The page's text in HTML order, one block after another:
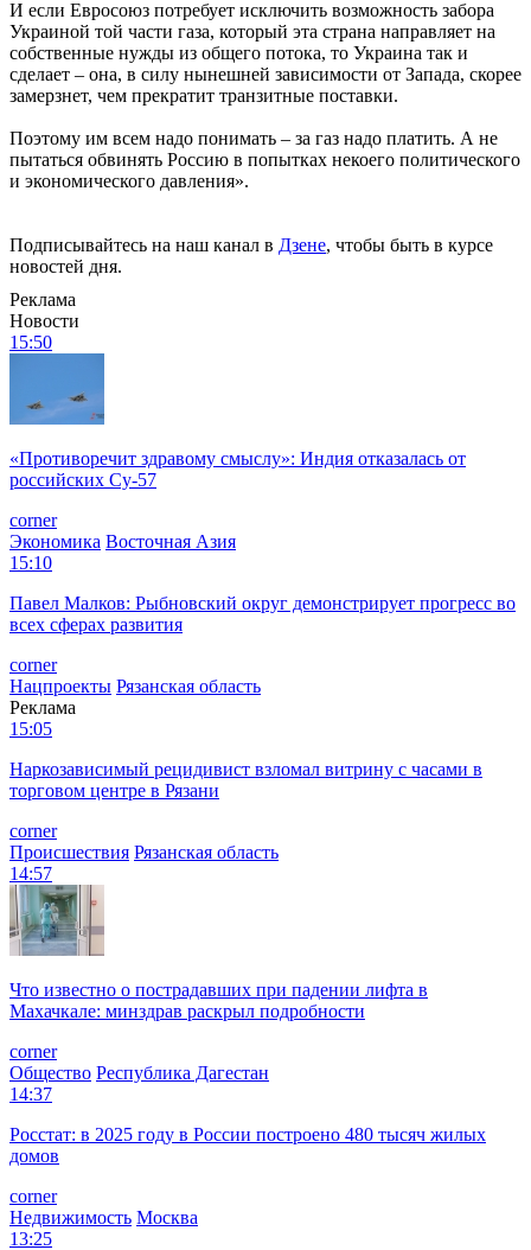
И если Евросоюз потребует исключить возможность забора
Украиной той части газа, который эта страна направляет на
собственные нужды из общего потока, то Украина так и
сделает – она, в силу нынешней зависимости от Запада, скорее
замерзнет, чем прекратит транзитные поставки.
Поэтому им всем надо понимать – за газ надо платить. А не
пытаться обвинять Россию в попытках некоего политического
и экономического давления».
Подписывайтесь на наш канал в Дзене, чтобы быть в курсе
новостей дня.
Реклама
Новости
15:50
«Противоречит здравому смыслу»: Индия отказалась от
российских Су-57
corner
Экономика Восточная Азия
15:10
Павел Малков: Рыбновский округ демонстрирует прогресс во
всех сферах развития
corner
Нацпроекты Рязанская область
Реклама
15:05
Наркозависимый рецидивист взломал витрину с часами в
торговом центре в Рязани
corner
Происшествия Рязанская область
14:57
Что известно о пострадавших при падении лифта в
Махачкале: минздрав раскрыл подробности
corner
Общество Республика Дагестан
14:37
Росстат: в 2025 году в России построено 480 тысяч жилых
домов
corner
Недвижимость Москва
13:25